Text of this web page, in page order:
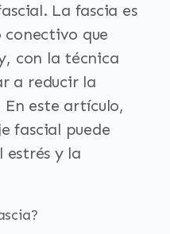
La fascia es
que
con la técnica
a reducir la
este artículo,
fascial puede
y la